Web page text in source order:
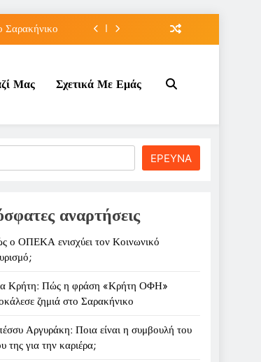
στο ;
Σαρακήνικο
καριέρα;
Μας Σχετικά Με Εμάς
ΕΡΕΥΝΑ
αναρτήσεις
ο ΟΠΕΚΑ ενισχύει τον Κοινωνικό
Κρήτη: Πώς η φράση «Κρήτη ΟΦΗ»
ζημιά στο Σαρακήνικο
Αργυράκη: Ποια είναι η συμβουλή του
της για την καριέρα;